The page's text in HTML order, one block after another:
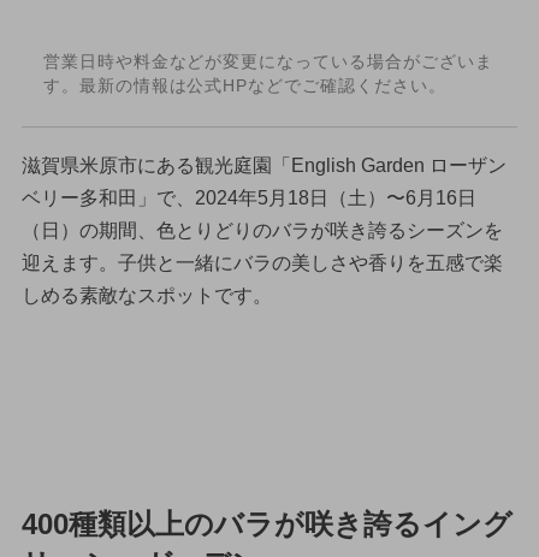
営業日時や料金などが変更になっている場合がございま
す。最新の情報は公式HPなどでご確認ください。
滋賀県米原市にある観光庭園「English Garden ローザン
ベリー多和田」で、2024年5月18日（土）〜6月16日
（日）の期間、色とりどりのバラが咲き誇るシーズンを
迎えます。子供と一緒にバラの美しさや香りを五感で楽
しめる素敵なスポットです。
400種類以上のバラが咲き誇るイング